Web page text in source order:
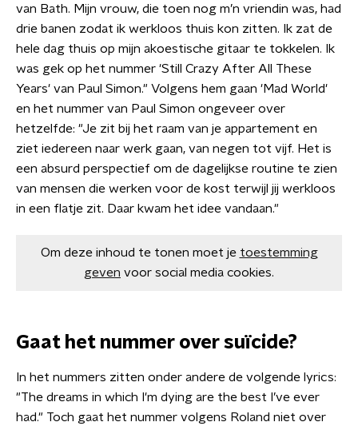
van Bath. Mijn vrouw, die toen nog m’n vriendin was, had
drie banen zodat ik werkloos thuis kon zitten. Ik zat de
hele dag thuis op mijn akoestische gitaar te tokkelen. Ik
was gek op het nummer 'Still Crazy After All These
Years' van Paul Simon." Volgens hem gaan 'Mad World'
en het nummer van Paul Simon ongeveer over
hetzelfde: "Je zit bij het raam van je appartement en
ziet iedereen naar werk gaan, van negen tot vijf. Het is
een absurd perspectief om de dagelijkse routine te zien
van mensen die werken voor de kost terwijl jij werkloos
in een flatje zit. Daar kwam het idee vandaan."
Om deze inhoud te tonen moet je toestemming
geven voor social media cookies.
Gaat het nummer over suïcide?
In het nummers zitten onder andere de volgende lyrics:
"The dreams in which I'm dying are the best I’ve ever
had." Toch gaat het nummer volgens Roland niet over